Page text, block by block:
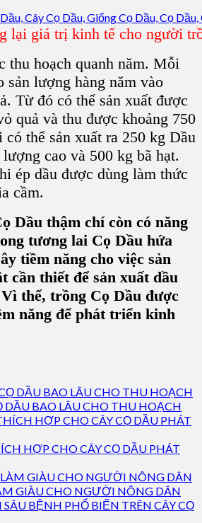
lại giá trị kinh tế cho người
thu hoạch quanh năm. Mỗi
sản lượng hàng năm vào
Từ đó có thể sản xuất được
quả và thu được khoảng 750
thể sản xuất ra 250 kg Dầu
cao và 500 kg bã hạt.
ép dầu được dùng làm thức
cầm.
Dầu thậm chí còn có năng
tương lai Cọ Dầu hứa
tiềm năng cho việc sản
cần thiết để sản xuất dầu
thế, trồng Cọ Dầu được
năng để phát triển kinh
DẦU BAO LÂU CHO THU HOẠCH
HỢP CHO CÂY CỌ DẦU PHÁT
GIÀU CHO NGƯỜI NÔNG DÂN